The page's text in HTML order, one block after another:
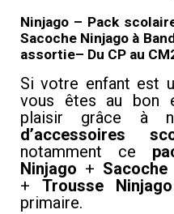
Ninjago – Pack
Sacoche Ninjago à
assortie– Du CP au
Si votre enfant est
vous êtes au bon
plaisir grâce à
d’accessoires
notamment ce
Ninjago +
+ Trousse Ninjago
primaire.